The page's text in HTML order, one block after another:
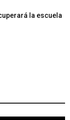
la escuela